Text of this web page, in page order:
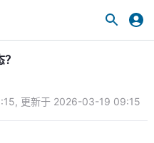
, 更新于 2026-03-19 09:15